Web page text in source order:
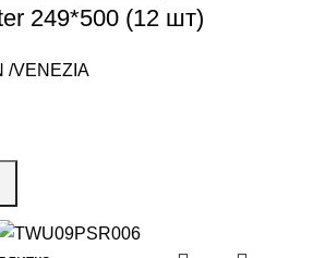
249*500 (12 шт)
/VENEZIA